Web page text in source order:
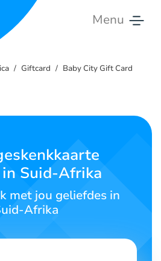
Menu
Giftcard Baby City Gift Card
Suid-Afrika
met jou geliefdes in
Afrika